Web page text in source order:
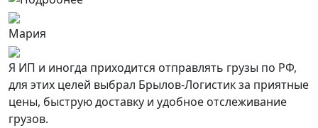
Мария
Я ИП и иногда приходится отправлять грузы по РФ,
для этих целей выбрал Брылов-Логистик за приятные
цены, быструю доставку и удобное отслеживание
грузов.